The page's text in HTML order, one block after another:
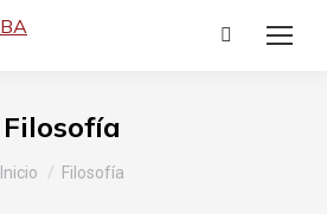
Buscar:
Filosofía
Estás aquí:
Inicio Filosofía